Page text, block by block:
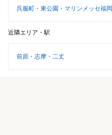
呉服町・東公園・マリンメッセ福岡
近隣エリア・駅
前原・志摩・二丈